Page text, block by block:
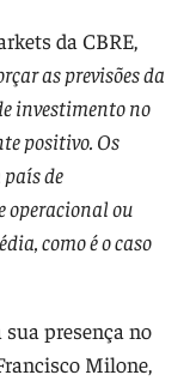
da CBRE,
as previsões da
investimento no
positivo. Os
de
operacional ou
como é o caso
sua presença no
Milone,